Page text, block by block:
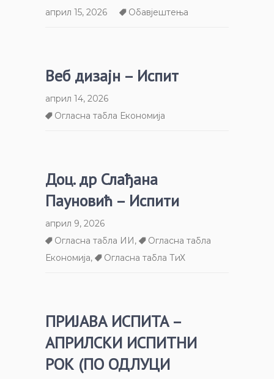
април 15, 2026 Обавјештења
Веб дизајн – Испит
април 14, 2026
Огласна табла Економија
Доц. др Слађана
Пауновић – Испити
април 9, 2026
Огласна табла ИИ,
Огласна табла
Економија, Огласна табла ТиХ
ПРИЈАВА ИСПИТА –
АПРИЛСКИ ИСПИТНИ
РОК (ПО ОДЛУЦИ